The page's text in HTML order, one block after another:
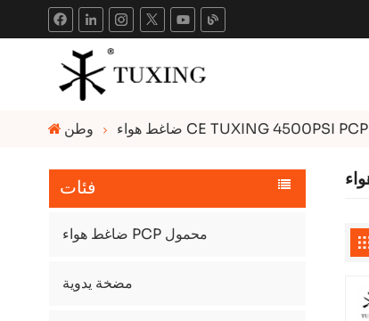
وطن ضاغط هواء CE TUXING 4500PSI PCP
فئات
ضاغط هواء PCP محمول
مضخة يدوية